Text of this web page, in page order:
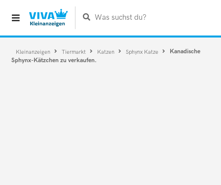
Was suchst du?
Kleinanzeigen Tiermarkt Katzen Sphynx Katze
Kanadische
Sphynx-Kätzchen zu verkaufen.